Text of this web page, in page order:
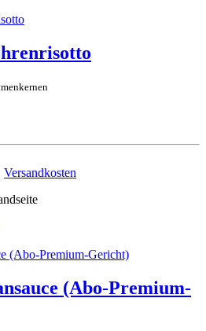
Versandkosten
(Abo-Premium-